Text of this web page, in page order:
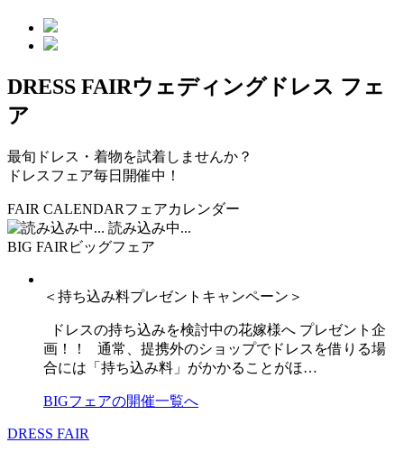
DRESS FAIRウェディングドレス フェ
ア
最旬ドレス・着物を試着しませんか？
ドレスフェア毎日開催中！
FAIR CALENDARフェアカレンダー
読み込み中...
BIG FAIR ビッグフェア
＜持ち込み料プレゼントキャンペーン＞
ドレスの持ち込みを検討中の花嫁様へ プレゼント企
画！！ 通常、提携外のショップでドレスを借りる場
合には「持ち込み料」がかかることがほ…
BIGフェアの開催一覧へ
DRESS FAIR